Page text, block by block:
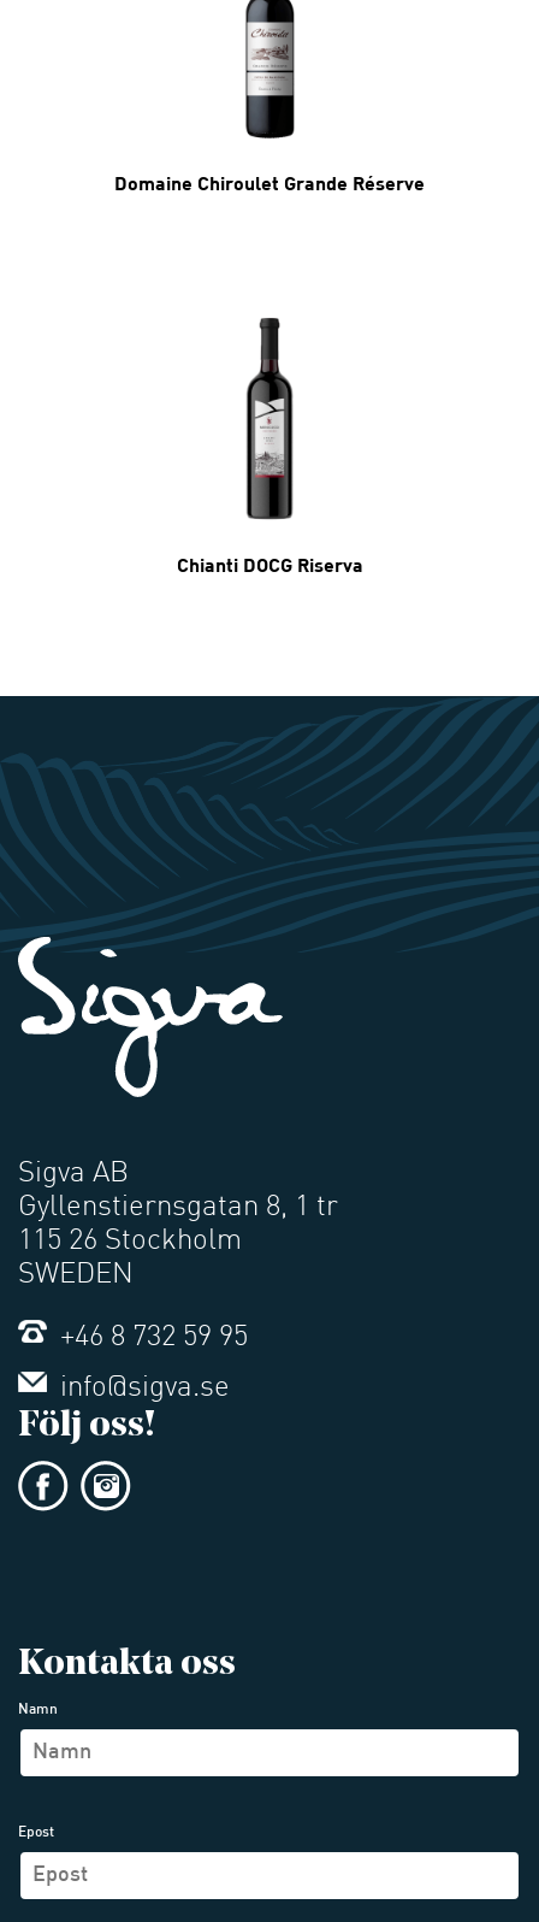
Domaine Chiroulet Grande Réserve
Chianti DOCG Riserva
Sigva AB
Gyllenstiernsgatan 8, 1 tr
115 26 Stockholm
SWEDEN
+46 8 732 59 95
info@sigva.se
Följ oss!
Kontakta oss
Namn
Epost